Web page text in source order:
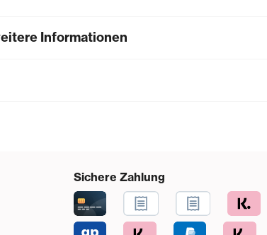
Informationen
Sichere Zahlung